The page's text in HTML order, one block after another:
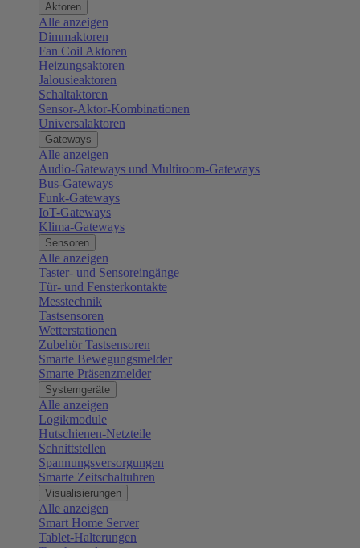
Aktoren
Alle anzeigen
Dimmaktoren
Fan Coil Aktoren
Heizungsaktoren
Jalousieaktoren
Schaltaktoren
Sensor-Aktor-Kombinationen
Universalaktoren
Gateways
Alle anzeigen
Audio-Gateways und Multiroom-Gateways
Bus-Gateways
Funk-Gateways
IoT-Gateways
Klima-Gateways
Sensoren
Alle anzeigen
Taster- und Sensoreingänge
Tür- und Fensterkontakte
Messtechnik
Tastsensoren
Wetterstationen
Zubehör Tastsensoren
Smarte Bewegungsmelder
Smarte Präsenzmelder
Systemgeräte
Alle anzeigen
Logikmodule
Hutschienen-Netzteile
Schnittstellen
Spannungsversorgungen
Smarte Zeitschaltuhren
Visualisierungen
Alle anzeigen
Smart Home Server
Tablet-Halterungen